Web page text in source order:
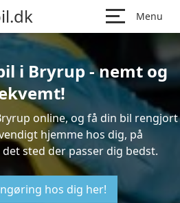
Menu
i Bryrup - nemt og
online, og få din bil rengjort
hjemme hos dig, på
sted der passer dig bedst.
hos dig her!